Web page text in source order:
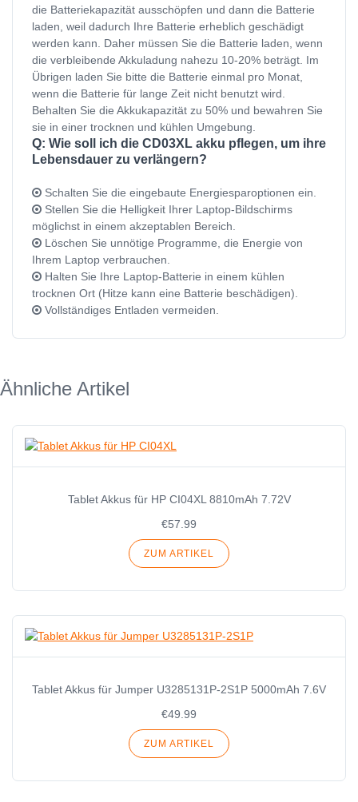
die Batteriekapazität ausschöpfen und dann die Batterie
laden, weil dadurch Ihre Batterie erheblich geschädigt
werden kann. Daher müssen Sie die Batterie laden, wenn
die verbleibende Akkuladung nahezu 10-20% beträgt. Im
Übrigen laden Sie bitte die Batterie einmal pro Monat,
wenn die Batterie für lange Zeit nicht benutzt wird.
Behalten Sie die Akkukapazität zu 50% und bewahren Sie
sie in einer trocknen und kühlen Umgebung.
Q: Wie soll ich die CD03XL akku pflegen, um ihre
Lebensdauer zu verlängern?
Schalten Sie die eingebaute Energiesparoptionen ein.
Stellen Sie die Helligkeit Ihrer Laptop-Bildschirms
möglichst in einem akzeptablen Bereich.
Löschen Sie unnötige Programme, die Energie von
Ihrem Laptop verbrauchen.
Halten Sie Ihre Laptop-Batterie in einem kühlen
trocknen Ort (Hitze kann eine Batterie beschädigen).
Vollständiges Entladen vermeiden.
Ähnliche Artikel
Tablet Akkus für HP CI04XL 8810mAh 7.72V
€57.99
ZUM ARTIKEL
Tablet Akkus für Jumper U3285131P-2S1P 5000mAh 7.6V
€49.99
ZUM ARTIKEL